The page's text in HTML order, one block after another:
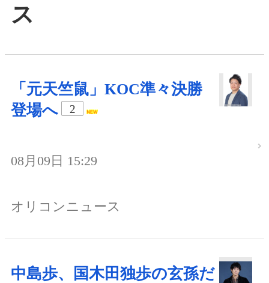
ス
「元天竺鼠」KOC準々決勝
登場へ
2
08月09日 15:29
オリコンニュース
中島歩、国木田独歩の玄孫だ